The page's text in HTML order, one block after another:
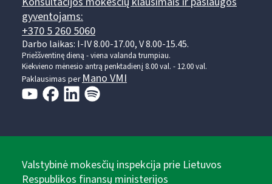
gyventojams:
+370 5 260 5060
Darbo laikas: I-IV 8.00-17.00, V 8.00-15.45.
Prieššventinę dieną - viena valanda trumpiau.
Kiekvieno mėnesio antrą penktadienį 8.00 val. - 12.00 val.
Paklausimas per Mano VMI
Valstybinė mokesčių inspekcija prie Lietuvos
Respublikos finansų ministerijos